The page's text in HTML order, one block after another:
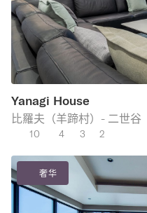
Yanagi House
比羅夫（羊蹄村）- 二世谷
10 4 3 2
奢华